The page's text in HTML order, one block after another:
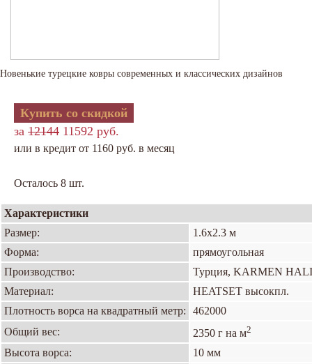
Новенькие турецкие ковры современных и классических дизайнов
Купить со скидкой
за 12144 11592 руб.
или в кредит от 1160 руб. в месяц
Осталось 8 шт.
Характеристики
Размер:
1.6х2.3 м
Форма:
прямоугольная
Производство:
Турция, KARMEN HALI
Материал:
HEATSET высокпл.
Плотность ворса на квадратный метр:
462000
Общий вес:
2350 г на м2
Высота ворса:
10 мм